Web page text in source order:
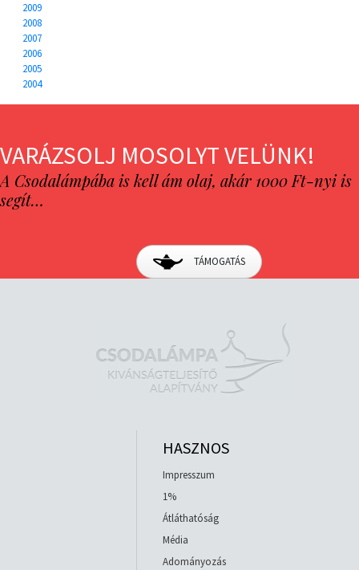
2009
2008
2007
2006
2005
2004
VARÁZSOLJ MOSOLYT VELÜNK!
A Csodalámpába is kell ám olaj, akár 1000 Ft-nyi is
segít…
TÁMOGATÁS
HASZNOS
Impresszum
1%
Átláthatóság
Média
Adományozás